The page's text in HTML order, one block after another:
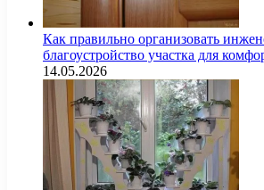
Как правильно организовать
благоустройство участка для
14.05.2026